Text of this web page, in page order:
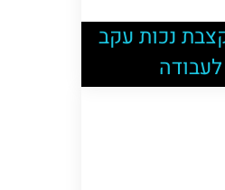
נכות עקב